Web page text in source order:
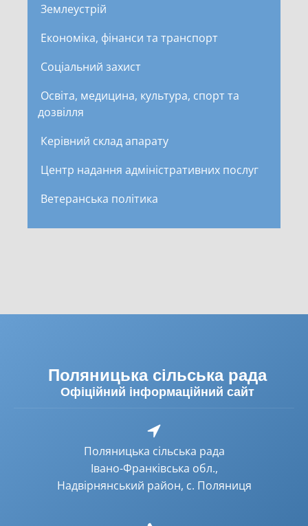
Землеустрій
Економіка, фінанси та транспорт
Соціальний захист
Освіта, медицина, культура, спорт та
дозвілля
Керівний склад апарату
Центр надання адміністративних послуг
Ветеранська політика
Поляницька сільська рада
Офіційний інформаційний сайт
Поляницька сільська рада
Івано-Франківська обл.,
Надвірнянський район, с. Поляниця